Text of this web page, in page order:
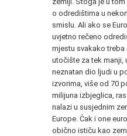
o odredištima u
smislu. Ali ako se
uvjetno rečeno
mjestu svakako treba
utočište za tek manji,
neznatan dio ljudi u
izvorima, više od 70
milijuna izbjeglica,
nalazi u susjednim
Europe. Čak i one
obično ističu kao